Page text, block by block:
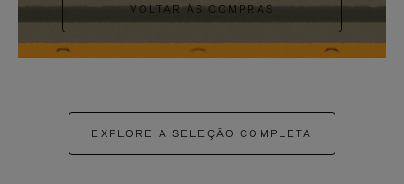
VOLTAR ÀS COMPRAS
EXPLORE A SELEÇÃO COMPLETA